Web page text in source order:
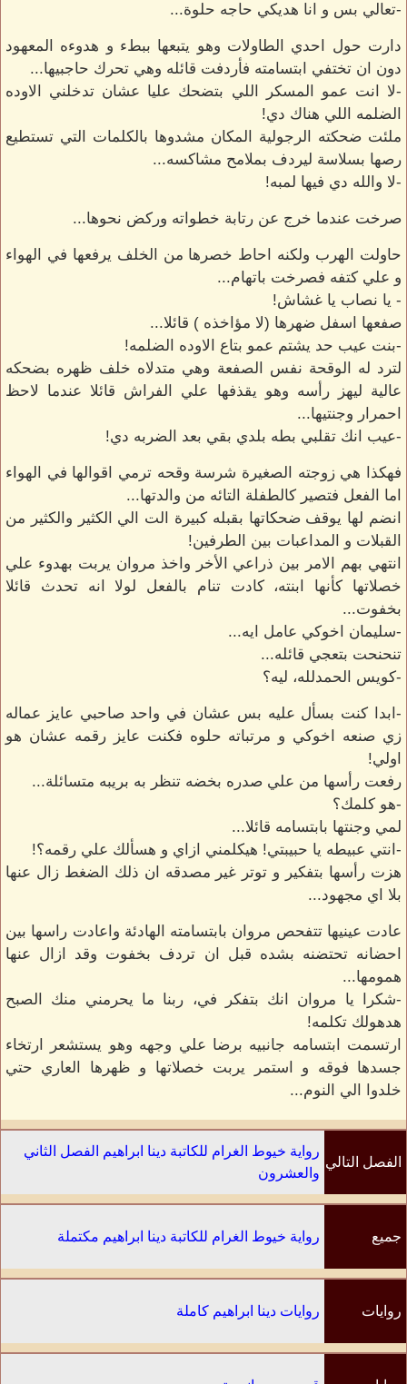
-تعالي بس و انا هديكي حاجه حلوة...
دارت حول احدي الطاولات وهو يتبعها ببطء و هدوءه المعهود
دون ان تختفي ابتسامته فأردفت قائله وهي تحرك حاجبيها...
-لا انت عمو المسكر اللي بتضحك عليا عشان تدخلني الاوده
الضلمه اللي هناك دي!
ملئت ضحكته الرجولية المكان مشدوها بالكلمات التي تستطيع
رصها بسلاسة ليردف بملامح مشاكسه...
-لا والله دي فيها لمبه!
صرخت عندما خرج عن رتابة خطواته وركض نحوها...
حاولت الهرب ولكنه احاط خصرها من الخلف يرفعها في الهواء
و علي كتفه فصرخت باتهام...
- يا نصاب يا غشاش!
صفعها اسفل ضهرها (لا مؤاخذه ) قائلا...
-بنت عيب حد يشتم عمو بتاع الاوده الضلمه!
لترد له الوقحة نفس الصفعة وهي متدلاه خلف ظهره بضحكه
عالية ليهز رأسه وهو يقذفها علي الفراش قائلا عندما لاحظ
احمرار وجنتيها...
-عيب انك تقلبي بطه بلدي بقي بعد الضربه دي!
فهكذا هي زوجته الصغيرة شرسة وقحه ترمي اقوالها في الهواء
اما الفعل فتصير كالطفلة التائه من والدتها...
انضم لها يوقف ضحكاتها بقبله كبيرة الت الي الكثير والكثير من
القبلات و المداعبات بين الطرفين!
انتهي بهم الامر بين ذراعي الأخر واخذ مروان يربت بهدوء علي
خصلاتها كأنها ابنته، كادت تنام بالفعل لولا انه تحدث قائلا
بخفوت...
-سليمان اخوكي عامل ايه...
تنحنحت بتعجي قائله...
-كويس الحمدلله، ليه؟
-ابدا كنت بسأل عليه بس عشان في واحد صاحبي عايز عماله
زي صنعه اخوكي و مرتباته حلوه فكنت عايز رقمه عشان هو
اولي!
رفعت رأسها من علي صدره بخضه تنظر به بريبه متسائلة...
-هو كلمك؟
لمي وجنتها بابتسامه قائلا...
-انتي عبيطه يا حبيبتي! هيكلمني ازاي و هسألك علي رقمه؟!
هزت رأسها بتفكير و توتر غير مصدقه ان ذلك الضغط زال عنها
بلا اي مجهود...
عادت عينيها تتفحص مروان بابتسامته الهادئة واعادت راسها بين
احضانه تحتضنه بشده قبل ان تردف بخفوت وقد ازال عنها
همومها...
-شكرا يا مروان انك بتفكر في، ربنا ما يحرمني منك الصبح
هدهولك تكلمه!
ارتسمت ابتسامه جانبيه برضا علي وجهه وهو يستشعر ارتخاء
جسدها فوقه و استمر يربت خصلاتها و ظهرها العاري حتي
خلدوا الي النوم...
الفصل التالي
رواية خيوط الغرام للكاتبة دينا ابراهيم الفصل الثاني
والعشرون
جميع رواية خيوط الغرام للكاتبة دينا ابراهيم مكتملة
روايات روايات دينا ابراهيم كاملة